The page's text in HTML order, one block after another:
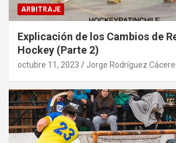
ARBITRAJE
Explicación de los Cambios de
Hockey (Parte 2)
octubre 11, 2023 Jorge Rodríguez